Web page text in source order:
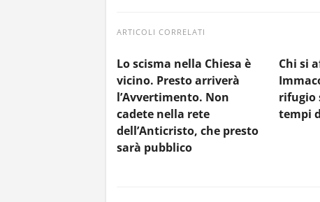
ARTICOLI CORRELATI
Lo scisma nella Chiesa è
vicino. Presto arriverà
l’Avvertimento. Non
cadete nella rete
dell’Anticristo, che presto
sarà pubblico
Chi si
rifugio
tempi